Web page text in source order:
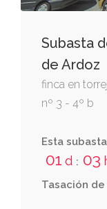
Subasta
de Ardoz
finca en
nº 3 - 4º b
Esta
01 d : 03
Tasación